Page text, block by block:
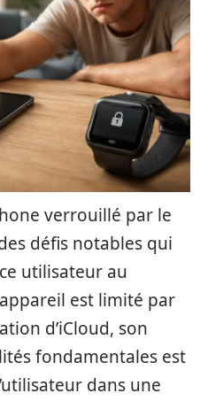
verrouillé par le
défis notables qui
utilisateur au
est limité par
d’iCloud, son
fondamentales est
dans une